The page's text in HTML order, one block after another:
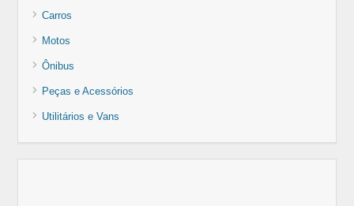
Carros
Motos
Ônibus
Peças e Acessórios
Utilitários e Vans